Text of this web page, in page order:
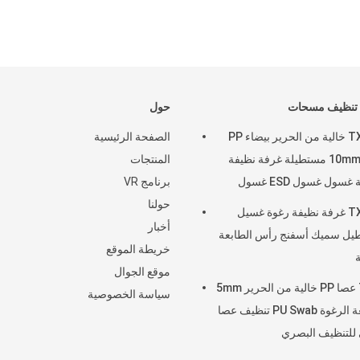
حول
الصفحة الرئيسية
المنتجات
برنامج VR
حولنا
أخبار
خريطة الموقع
موقع الجوال
سياسة الخصوصية
تنظيف مسحات
TX712 خالية من الحرير بيضاء PP
عصا 10mm مستطيلة غرفة نظيفة
طابعة غسول غسول ESD غسول
TX707 غرفة نظيفة رغوة غسيل
سميك أسفنج رأس الطابعة
T-11 عصا PP خالية من الحرير 5mm
مطبعة الرغوة PU Swab تنظيف عصا
للتنظيف البصري